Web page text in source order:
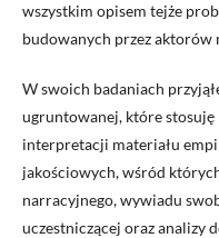
wszystkim opisem tejże
budowanych przez
W swoich badaniach
ugruntowanej, które stosuję
interpretacji materiału
jakościowych, wśród
narracyjnego, wywiadu
uczestniczącej oraz analizy